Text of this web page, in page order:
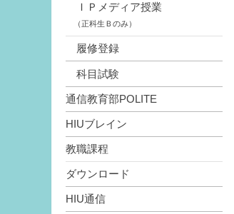
ＩＰメディア授業
（正科生Ｂのみ）
履修登録
科目試験
通信教育部POLITE
HIUブレイン
教職課程
ダウンロード
HIU通信